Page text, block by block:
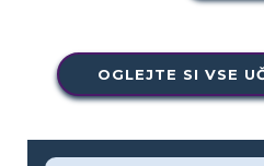
OGLEJTE SI VSE